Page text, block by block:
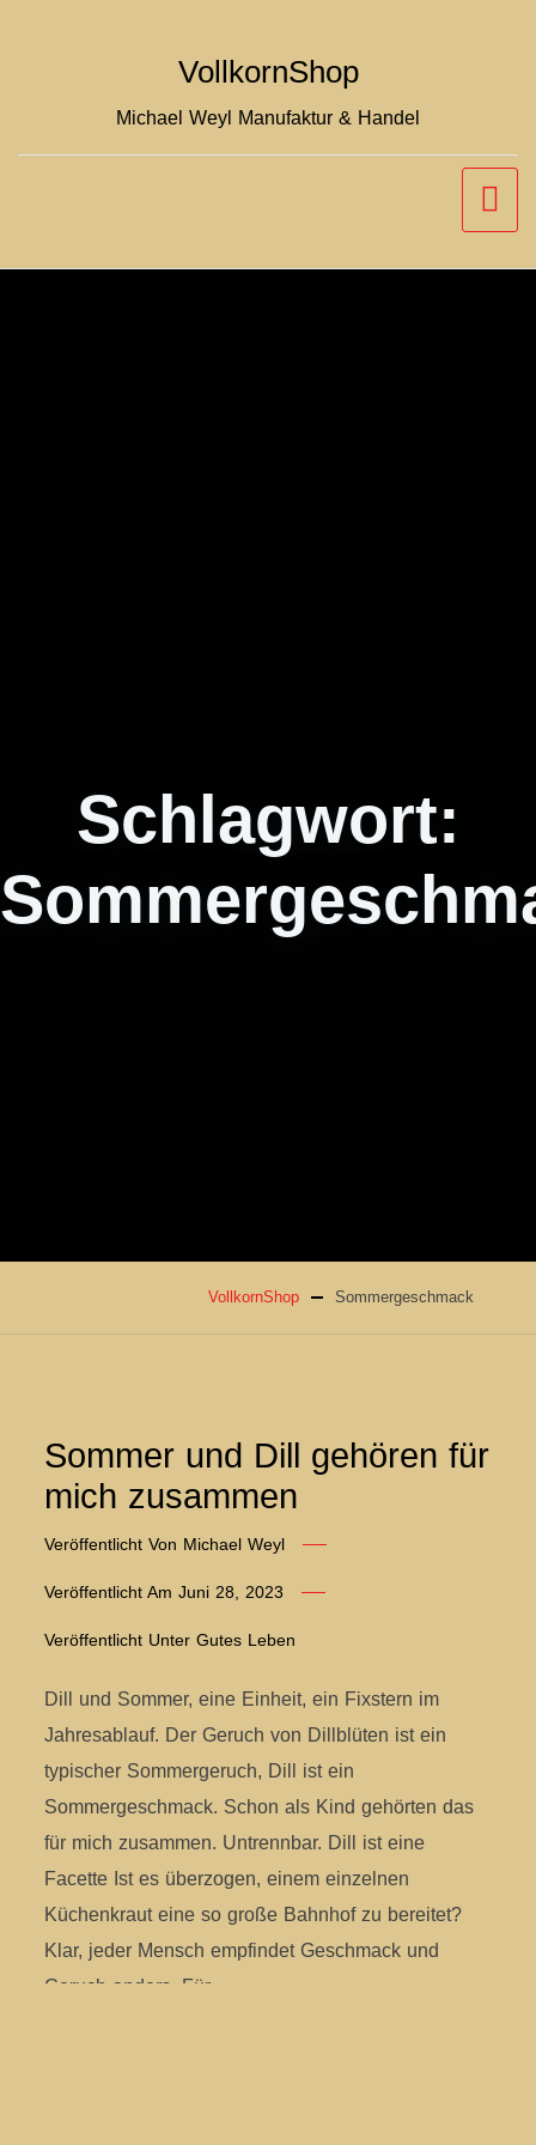
VollkornShop
Michael Weyl Manufaktur & Handel
Schlagwort:
VollkornShop Sommergeschmack
Sommer und Dill gehören für
mich zusammen
Veröffentlicht Von Michael Weyl
Veröffentlicht AmJuni 28, 2023
Veröffentlicht UnterGutes Leben
Dill und Sommer, eine Einheit, ein Fixstern im
Jahresablauf. Der Geruch von Dillblüten ist ein
typischer Sommergeruch, Dill ist ein
Sommergeschmack. Schon als Kind gehörten das
für mich zusammen. Untrennbar. Dill ist eine
Facette Ist es überzogen, einem einzelnen
Küchenkraut eine so große Bahnhof zu bereitet?
Klar, jeder Mensch empfindet Geschmack und
Geruch anders. Für